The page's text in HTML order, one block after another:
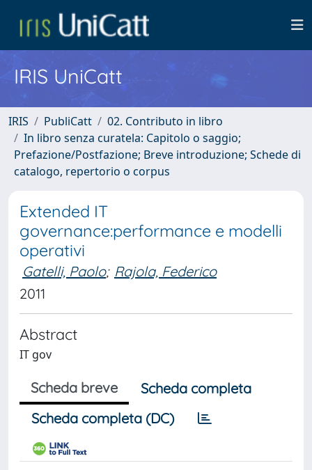
IRIS UniCatt
IRIS PubliCatt
02. Contributo in libro
In libro senza curatela: Capitolo o saggio;
Prefazione/Postfazione; Breve introduzione; Schede di
catalogo, repertorio o corpus
Extended IT
governance:performance e modelli
operativi
Gatelli, Paolo; Rajola, Federico
2011
Abstract
IT gov
Scheda breve
Scheda completa
Scheda completa (DC)